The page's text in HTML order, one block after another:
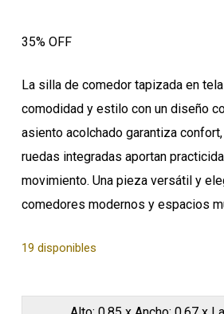
$426.93.
35% OFF
La silla de comedor tapizada en
comodidad y estilo con un diseño
asiento acolchado garantiza
ruedas integradas aportan
movimiento. Una pieza versátil y
comedores modernos y espacios
19 disponibles